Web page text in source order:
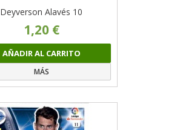
Deyverson Alavés 10
1,20 €
AÑADIR AL CARRITO
MÁS